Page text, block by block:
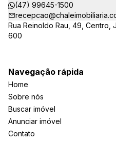
(47) 99645-1500
Rua Reinoldo Rau, 49, Centro,
600
Navegação rápida
Home
Sobre nós
Buscar imóvel
Anunciar imóvel
Contato